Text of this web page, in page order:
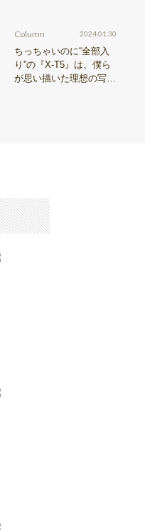
Column 2024.01.30
ちっちゃいのに“全部入
り”の『X-T5』は、僕ら
が思い描いた理想の写真